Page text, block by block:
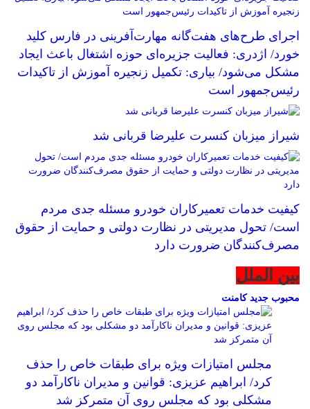
اجرای طرح‌های هفت‌گانه مهارت‌آفرینی در فارس کلید
خورد/ اژدری: فعالیت جزیره‌‌ای حوزه اشتغال باعث ایجاد
مشکل می‌شود/ بیاری: تکمیل زنجیره آموزش از تاکیدات
رئیس‌جمهور است
شیراز میزبان کنسرت علیرضا قربانی شد
کیفیت خدمات تعمیرکاران خودرو مسئله جدی مردم
است/ تحول مدیریتی در نظارت دولتی و حمایت از حقوق
مصرف‌کنندگان ضرورت دارد
بین الملل
محبوب جدیدکامنت
مجلس امتیازات ویژه برای طبقات خاص را حذف
کرد/ ابراهیم عزیزی: قوانین و مدیران ناکارآمد دو
مشکلی بود که مجلس روی آن متمرکز شد